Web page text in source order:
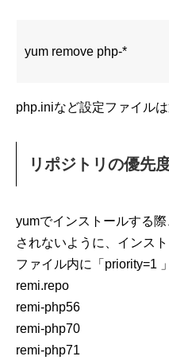
yum remove php-*
php.iniなど設定ファイル
リポジトリの優先
yumでインストールする
されないように、インス
ファイル内に「priority=1
remi.repo
remi-php56
remi-php70
remi-php71